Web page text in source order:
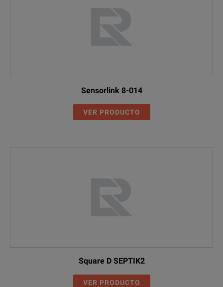
Sensorlink 8-014
VER PRODUCTO
Square D SEPTIK2
VER PRODUCTO